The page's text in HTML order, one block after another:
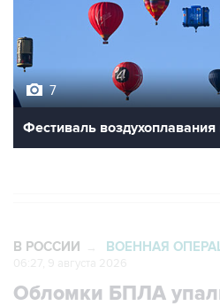
7
Фестиваль воздухоплавания
В РОССИИ ВОЕННАЯ
Обломки БПЛА